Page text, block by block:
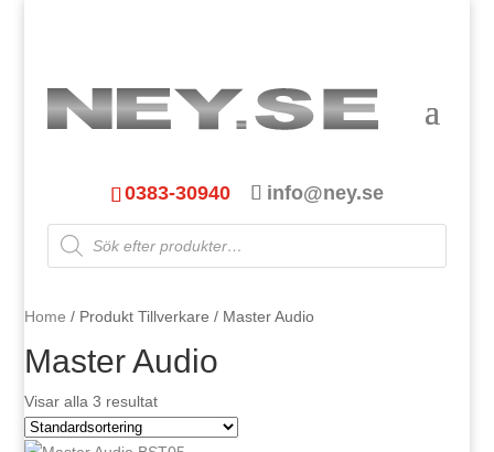
0383-30940 info@ney.se
Products
search
Home / Produkt Tillverkare / Master Audio
Master Audio
Visar alla 3 resultat